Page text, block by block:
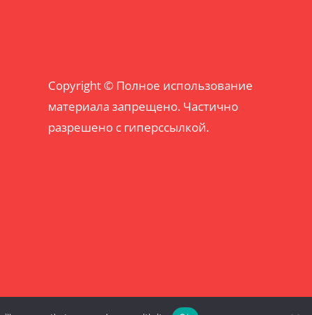
Copyright © Полное использование
материала запрещено. Частично
разрешено с гиперссылкой.